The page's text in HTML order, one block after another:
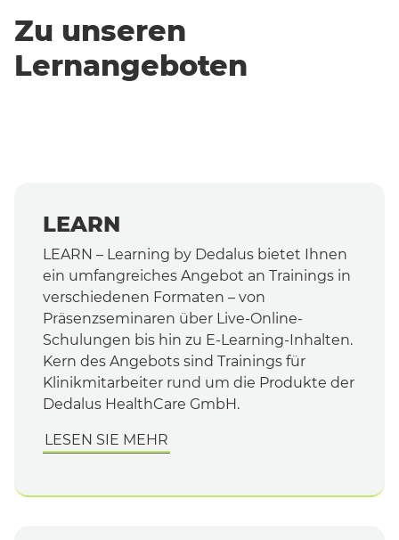
Zu unseren
Lernangeboten
LEARN
LEARN – Learning by Dedalus bietet Ihnen
ein umfangreiches Angebot an Trainings in
verschiedenen Formaten – von
Präsenzseminaren über Live-Online-
Schulungen bis hin zu E-Learning-Inhalten.
Kern des Angebots sind Trainings für
Klinikmitarbeiter rund um die Produkte der
Dedalus HealthCare GmbH.
LESEN SIE MEHR